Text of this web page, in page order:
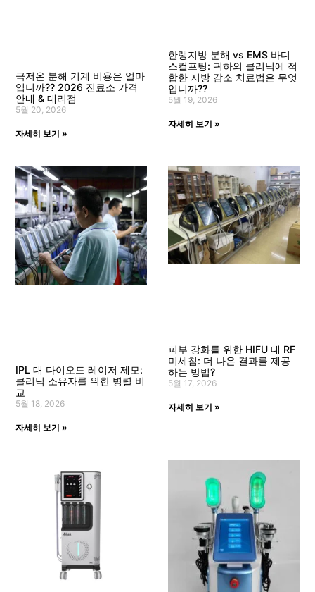
극저온 분해 기계 비용은 얼마
입니까?? 2026 진료소 가격
안내 & 대리점
5월 20, 2026
자세히 보기 »
한랭지방 분해 vs EMS 바디
스컬프팅: 귀하의 클리닉에 적
합한 지방 감소 치료법은 무엇
입니까??
5월 19, 2026
자세히 보기 »
IPL 대 다이오드 레이저 제모:
클리닉 소유자를 위한 병렬 비
교
5월 18, 2026
자세히 보기 »
피부 강화를 위한 HIFU 대 RF
미세침: 더 나은 결과를 제공
하는 방법?
5월 17, 2026
자세히 보기 »